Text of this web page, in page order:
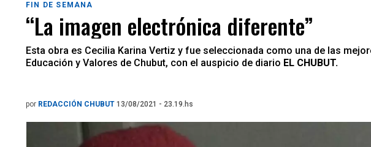
FIN DE SEMANA
“La imagen electrónica diferente”
Esta obra es Cecilia Karina Vertiz y fue seleccionada como una de las
Educación y Valores de Chubut, con el auspicio de diario EL CHUBUT.
por REDACCIÓN CHUBUT 13/08/2021 - 23.19.hs